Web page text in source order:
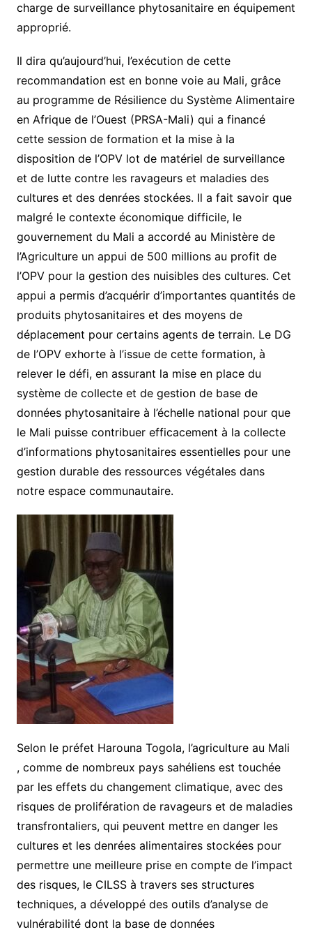
charge de surveillance phytosanitaire en équipement
approprié.
Il dira qu’aujourd’hui, l’exécution de cette
recommandation est en bonne voie au Mali, grâce
au programme de Résilience du Système Alimentaire
en Afrique de l’Ouest (PRSA-Mali) qui a financé
cette session de formation et la mise à la
disposition de l’OPV lot de matériel de surveillance
et de lutte contre les ravageurs et maladies des
cultures et des denréesstockées. Il a fait savoir que
malgré le contexte économique difficile, le
gouvernement du Mali a accordé au Ministère de
l’Agriculture un appui de 500 millions au profit de
l’OPV pour la gestion des nuisibles des cultures. Cet
appui a permis d’acquérir d’importantes quantités de
produits phytosanitaires et des moyens de
déplacement pour certains agents de terrain. Le DG
de l’OPV exhorte à l’issue de cette formation, à
relever le défi, en assurant la mise en place du
système de collecte et de gestion de base de
données phytosanitaire à l’échelle national pour que
le Mali puisse contribuer efficacement à la collecte
d’informations phytosanitaires essentielles pour une
gestion durable des ressources végétales dans
notre espace communautaire.
Selon le préfet Harouna Togola, l’agriculture au Mali
, comme de nombreux pays sahéliens est touchée
par les effets du changement climatique, avec des
risques de prolifération de ravageurs et de maladies
transfrontaliers, qui peuvent mettre en danger les
cultures et les denrées alimentaires stockées pour
permettre une meilleure prise en compte de l’impact
desrisques, le CILSS à travers ses structures
techniques, a développé des outils d’analyse de
vulnérabilité dont la base de données